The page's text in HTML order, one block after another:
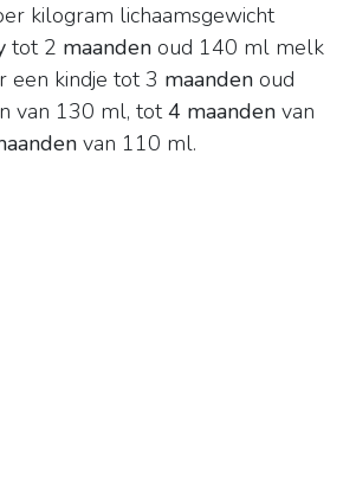
kilogram lichaamsgewicht
tot 2 maanden oud 140 ml melk
een kindje tot 3 maanden oud
van 130 ml, tot4 maanden van
van 110 ml.